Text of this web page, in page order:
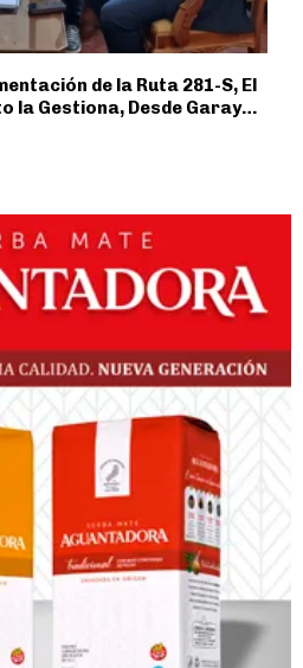
de la Ruta 281-S, El
la Gestiona, Desde Garay…